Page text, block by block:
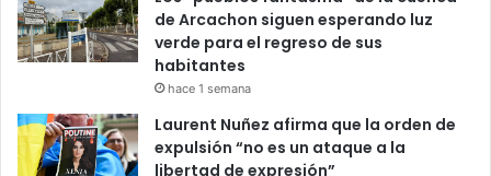
de Arcachon siguen esperando luz
verde para el regreso de sus
habitantes
hace 1 semana
Laurent Nuñez afirma que la orden de
expulsión “no es un ataque a la
libertad de expresión”